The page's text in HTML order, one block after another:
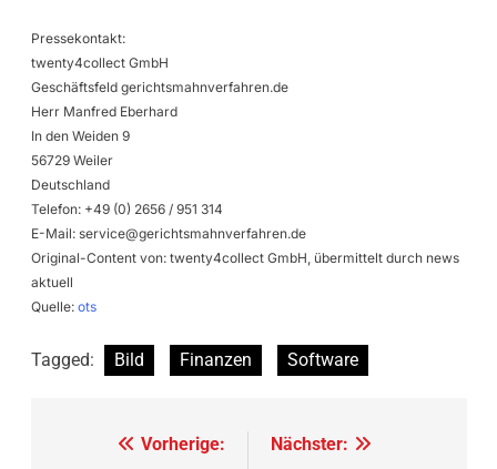
Pressekontakt:
twenty4collect GmbH
Geschäftsfeld gerichtsmahnverfahren.de
Herr Manfred Eberhard
In den Weiden 9
56729 Weiler
Deutschland
Telefon: +49 (0) 2656 / 951 314
E-Mail: service@gerichtsmahnverfahren.de
Original-Content von: twenty4collect GmbH, übermittelt durch news
aktuell
Quelle: ots
Tagged: Bild Finanzen Software
Beitragsnavigation
Vorherige:
Nächster: